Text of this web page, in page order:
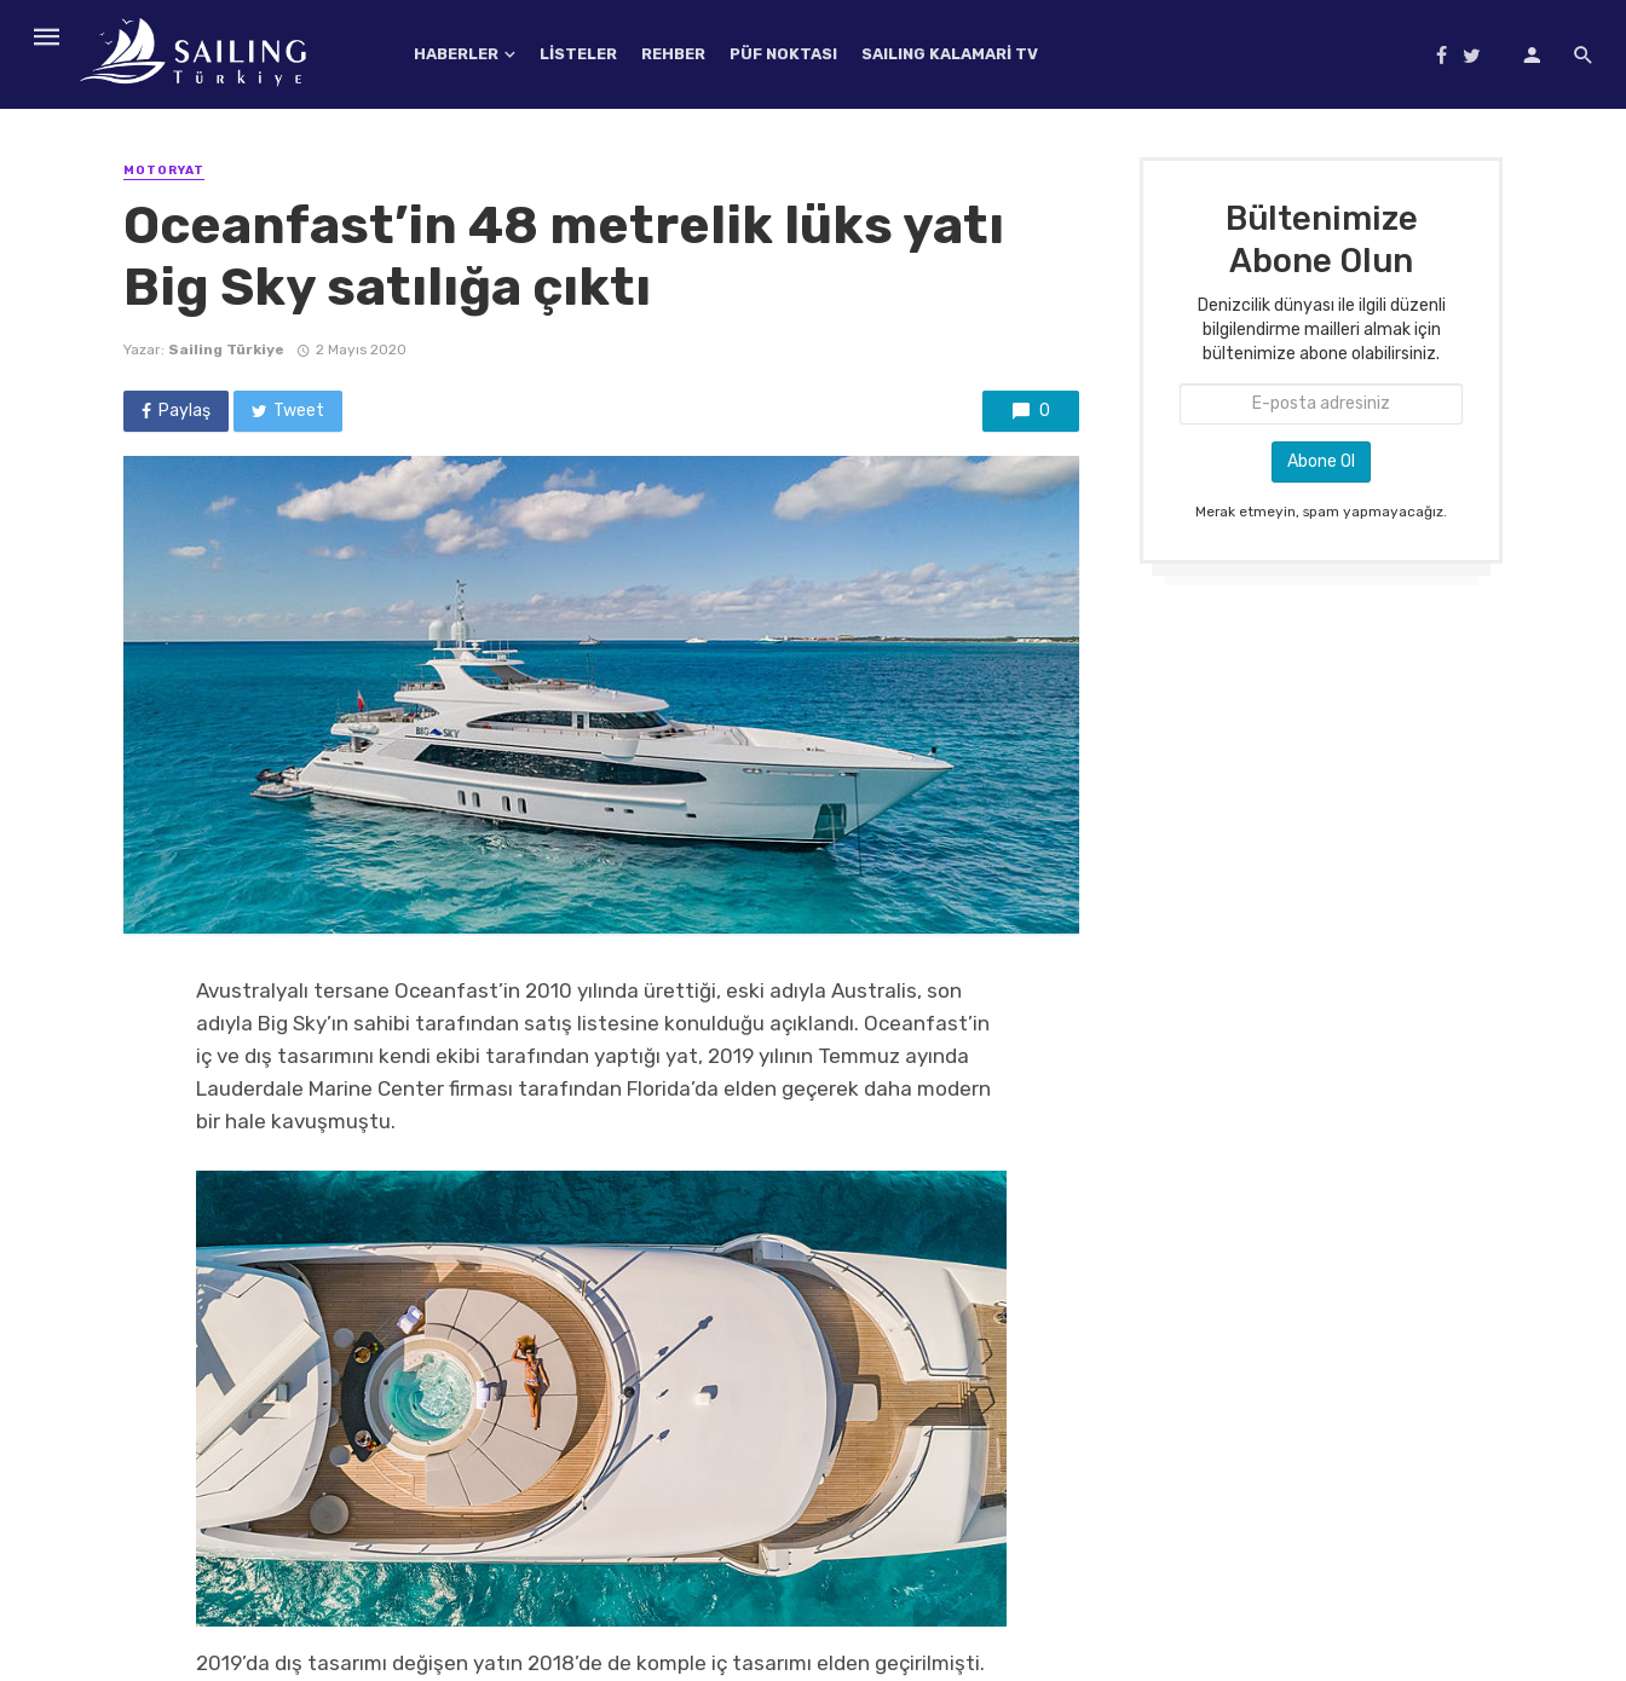
HABERLER LISTELER REHBER PÜF NOKTASI SAILING KALAMARI TV
MOTORYAT
Oceanfast’in 48 metrelik lüks yatı
Big Sky satılığa çıktı
Yazar: Sailing Türkiye 2 Mayıs 2020
Paylaş Tweet 0
Avustralyalı tersane Oceanfast’in 2010 yılında ürettiği, eski adıyla Australis, son
adıyla Big Sky’ın sahibi tarafından satış listesine konulduğu açıklandı. Oceanfast’in
iç ve dış tasarımını kendi ekibi tarafından yaptığı yat, 2019 yılının Temmuz ayında
Lauderdale Marine Center firması tarafından Florida’da elden geçerek daha modern
bir hale kavuşmuştu.
2019’da dış tasarımı değişen yatın 2018’de de komple iç tasarımı elden geçirilmişti.
Bültenimize
Abone Olun
Denizcilik dünyası ile ilgili düzenli
bilgilendirme mailleri almak için
bültenimize abone olabilirsiniz.
Merak etmeyin, spam yapmayacağız.